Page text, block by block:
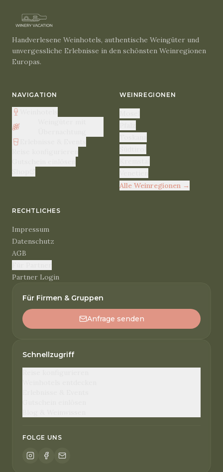
Handverlesene Weinhotels, authentische Weingüter und
unvergessliche Erlebnisse in den schönsten Weinregionen
Europas.
NAVIGATION WEINREGIONEN
Alle Weinregionen →
RECHTLICHES
Impressum
Datenschutz
AGB
Partner Login
Für Firmen & Gruppen
Anfrage senden
Schnellzugriff
FOLGE UNS